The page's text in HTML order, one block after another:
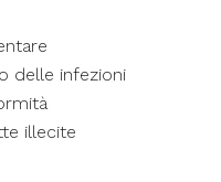
delle infezioni
illecite